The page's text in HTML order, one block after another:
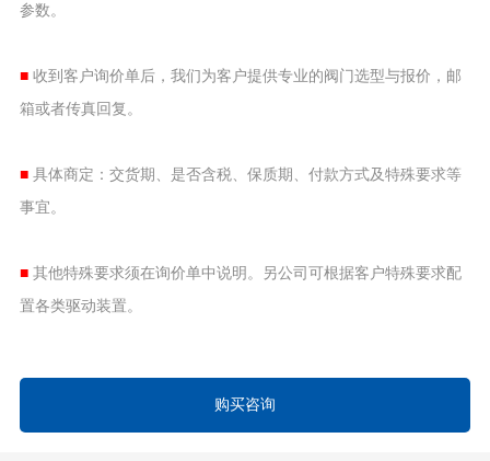
参数。
■ 收到客户询价单后，我们为客户提供专业的阀门选型与报价，邮
箱或者传真回复。
■ 具体商定：交货期、是否含税、保质期、付款方式及特殊要求等
事宜。
■ 其他特殊要求须在询价单中说明。另公司可根据客户特殊要求配
置各类驱动装置。
购买咨询